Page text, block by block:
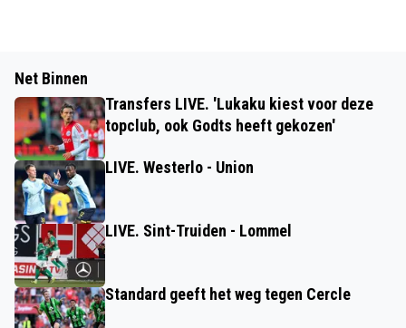
Net Binnen
Transfers LIVE. 'Lukaku kiest voor deze
topclub, ook Godts heeft gekozen'
LIVE. Westerlo - Union
LIVE. Sint-Truiden - Lommel
Standard geeft het weg tegen Cercle